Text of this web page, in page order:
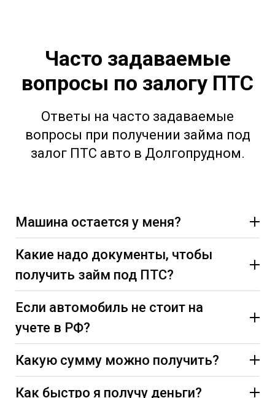
Часто задаваемые
вопросы по залогу ПТС
Ответы на часто задаваемые
вопросы при получении займа под
залог ПТС авто в Долгопрудном.
Машина остается у меня?
Какие надо документы, чтобы
получить займ под ПТС?
Если автомобиль не стоит на
учете в РФ?
Какую сумму можно получить?
Как быстро я получу деньги?